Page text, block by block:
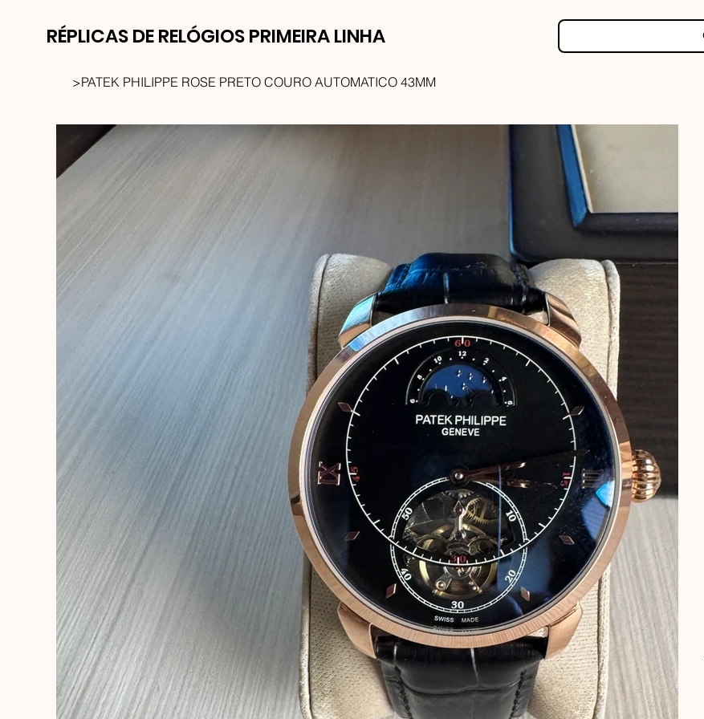
RÉPLICAS DE RELÓGIOS PRIMEIRA LINHA
>PATEK PHILIPPE ROSE PRETO COURO AUTOMATICO 43MM